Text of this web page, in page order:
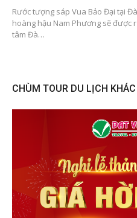
Rước tượng sáp Vua Bảo Đại tại
hoàng hậu Nam Phương sẽ
tâm Đà…
CHÙM TOUR DU LỊCH KHÁC